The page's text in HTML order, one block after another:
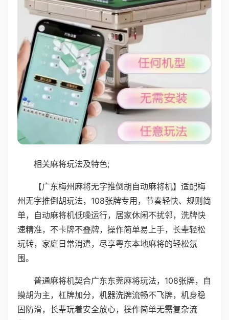
相关麻将玩法及特色;
【广东梅州麻将无字推倒胡自动麻将机】适配梅
州无字推倒胡玩法，108张牌专用，节奏轻快、规则简
单，自动麻将机低噪运行，居家休闲不扰邻，洗牌快
速精准，不卡牌不叠牌，操作简单易上手，长辈轻松
玩转，家庭日常消遣，尽享粤东本地麻将的轻松氛
围。
普通麻将机契合广东东莞麻将玩法，108张牌，自
摸胡为主，杠牌加分，机器洗牌流畅不飞牌，机身稳
固防滑，长辈玩着安全放心，操作简单无需复杂流